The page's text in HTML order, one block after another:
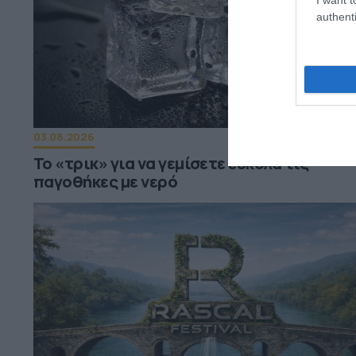
03.08.2026
Το «τρικ» για να γεμίσετε εύκολα τις
παγοθήκες με νερό